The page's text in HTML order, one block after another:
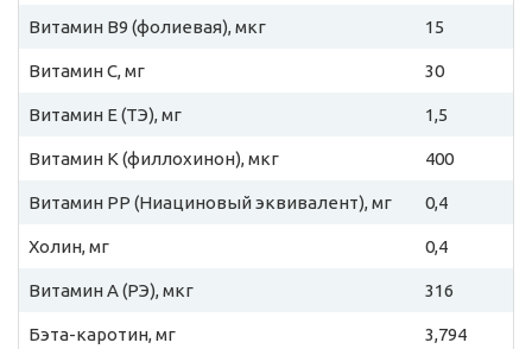
Витамин B9 (фолиевая), мкг 15
Витамин C, мг 30
Витамин E (ТЭ), мг 1,5
Витамин К (филлохинон), мкг 400
Витамин PP (Ниациновый эквивалент), мг 0,4
Холин, мг 0,4
Витамин A (РЭ), мкг 316
Бэта-каротин, мг 3,794